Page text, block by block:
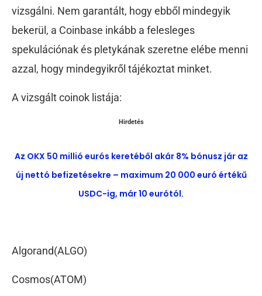
vizsgálni. Nem garantált, hogy ebből mindegyik
bekerül, a Coinbase inkább a felesleges
spekulációnak és pletykának szeretne elébe menni
azzal, hogy mindegyikről tájékoztat minket.
A vizsgált coinok listája:
Hirdetés
Az OKX 50 millió eurós keretéből akár 8% bónusz jár az
új nettó befizetésekre – maximum 20 000 euró értékű
USDC-ig, már 10 eurótól.
Algorand(ALGO)
Cosmos(ATOM)